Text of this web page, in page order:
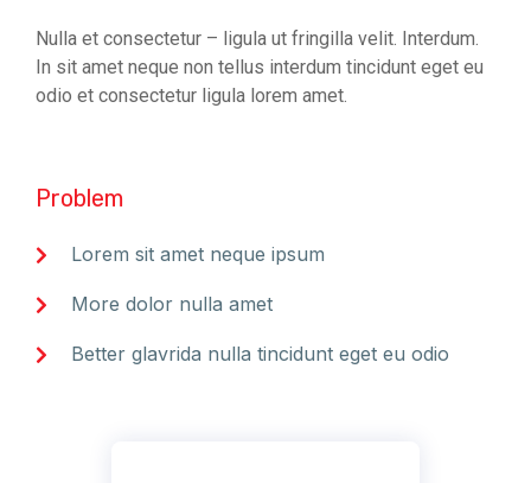
Nulla et consectetur – ligula ut fringilla velit. Interdum.
In sit amet neque non tellus interdum tincidunt eget eu
odio et consectetur ligula lorem amet.
Problem
Lorem sit amet neque ipsum
More dolor nulla amet
Better glavrida nulla tincidunt eget eu odio